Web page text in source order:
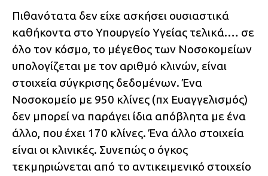
Πιθανότατα δεν είχε ασκήσει ουσιαστικά
καθήκοντα στο Υπουργείο Υγείας τελικά.… σε
όλο τον κόσμο, το μέγεθος των Νοσοκομείων
υπολογίζεται με τον αριθμό κλινών, είναι
στοιχεία σύγκρισης δεδομένων. Ένα
Νοσοκομείο με 950 κλίνες (πχ Ευαγγελισμός)
δεν μπορεί να παράγει ίδια απόβλητα με ένα
άλλο, που έχει 170 κλίνες. Ένα άλλο στοιχεία
είναι οι κλινικές. Συνεπώς ο όγκος
τεκμηριώνεται από το αντικειμενικό στοιχείο